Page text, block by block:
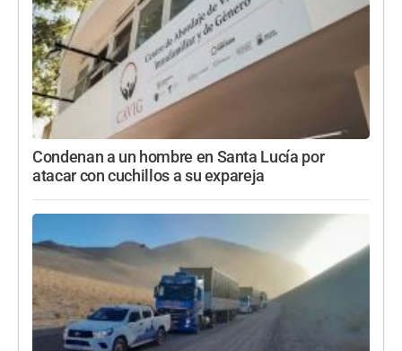
Condenan a un hombre en Santa Lucía por
atacar con cuchillos a su expareja